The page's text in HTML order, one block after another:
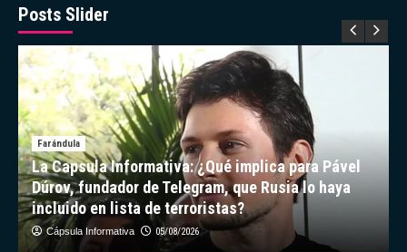
vacaciones
Cartagena
Posts Slider
Farándula
La Capsula Informativa: ¿Qué implica para Pável
Dúrov, fundador de Telegram, que Rusia lo haya
incluido en lista de terroristas?
Cápsula Informativa 05/08/2026